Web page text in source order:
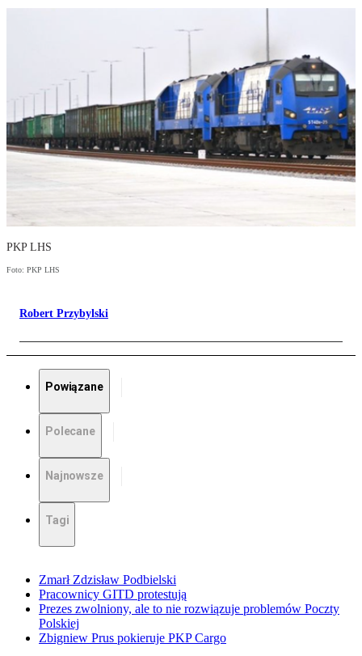
PKP LHS
Foto: PKP LHS
Robert Przybylski
Powiązane
Polecane
Najnowsze
Tagi
Zmarł Zdzisław Podbielski
Pracownicy GITD protestują
Prezes zwolniony, ale to nie rozwiązuje problemów Poczty
Polskiej
Zbigniew Prus pokieruje PKP Cargo